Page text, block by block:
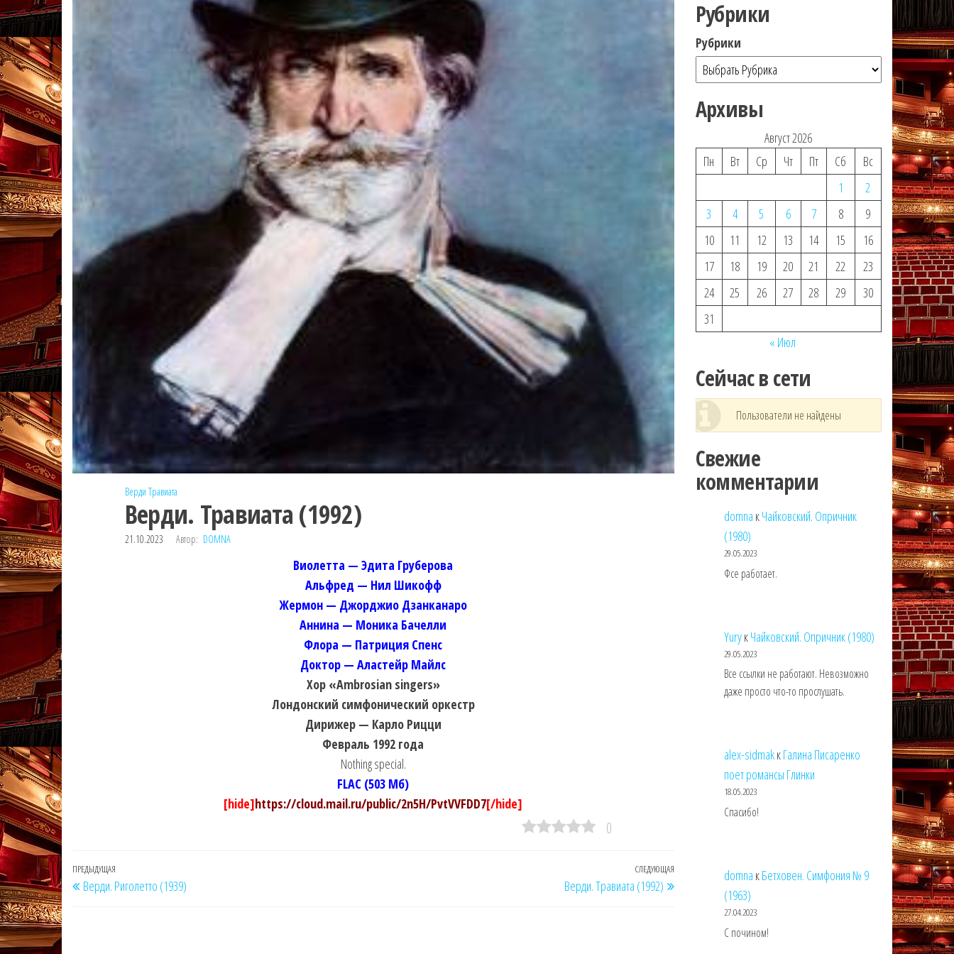
Верди Травиата
Верди. Травиата (1992)
21.10.2023 Автор: DOMNA
Виолетта — Эдита Груберова
Альфред — Нил Шикофф
Жермон — Джорджио Дзанканаро
Аннина — Моника Бачелли
Флора — Патриция Спенс
Доктор — Аластейр Майлс
Хор «Ambrosian singers»
Лондонский симфонический оркестр
Дирижер — Карло Рицци
Февраль 1992 года
Nothing special.
FLAC (503 Мб)
[hide]https://cloud.mail.ru/public/2n5H/PvtVVFDD7[/hide]
0
Навигация
по
Предыдущая
запись
ПРЕДЫДУЩАЯ
Верди. Риголетто (1939)
Следующая
запись
СЛЕДУЮЩАЯ
Верди. Травиата (1992)
Рубрики
Рубрики
Архивы
Август 2026
Пн
Вт Ср Чт Пт Сб
Вс
1
2
3
4 5 6 7 8
9
10
11 12 13 14 15
16
17
18 19 20 21 22
23
24
25 26 27 28 29
30
31
« Июл
Сейчас в сети
Пользователи не найдены
Свежие
комментарии
domna кЧайковский. Опричник
(1980)
29.05.2023
Фсе работает.
YuryкЧайковский. Опричник (1980)
29.05.2023
Все ссылки не работают. Невозможно
даже просто что-то прослушать.
alex-sidmakкГалина Писаренко
поет романсы Глинки
18.05.2023
Спасибо!
domna кБетховен. Симфония № 9
(1963)
27.04.2023
С почином!